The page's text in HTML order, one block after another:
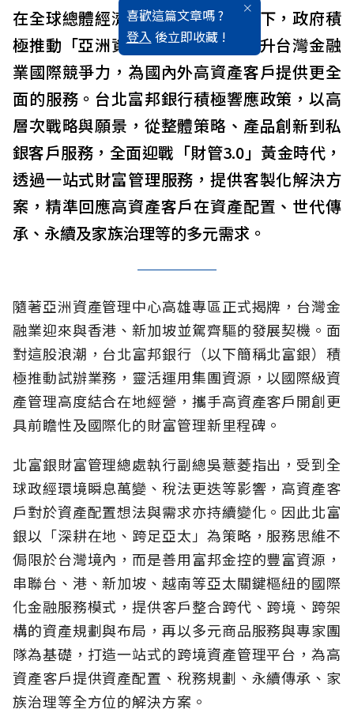
喜歡這篇文章嗎 ?
登入 後立即收藏 !
在全球總體經濟環境日益複雜的當下，政府積
極推動「亞洲資產管理中心」，提升台灣金融
業國際競爭力，為國內外高資產客戶提供更全
面的服務。台北富邦銀行積極響應政策，以高
層次戰略與願景，從整體策略、產品創新到私
銀客戶服務，全面迎戰「財管3.0」黃金時代，
透過一站式財富管理服務，提供客製化解決方
案，精準回應高資產客戶在資產配置、世代傳
承、永續及家族治理等的多元需求。
隨著亞洲資產管理中心高雄專區正式揭牌，台灣金
融業迎來與香港、新加坡並駕齊驅的發展契機。面
對這股浪潮，台北富邦銀行（以下簡稱北富銀）積
極推動試辦業務，靈活運用集團資源，以國際級資
產管理高度結合在地經營，攜手高資產客戶開創更
具前瞻性及國際化的財富管理新里程碑。
北富銀財富管理總處執行副總吳薏菱指出，受到全
球政經環境瞬息萬變、稅法更迭等影響，高資產客
戶對於資產配置想法與需求亦持續變化。因此北富
銀以「深耕在地、跨足亞太」為策略，服務思維不
侷限於台灣境內，而是善用富邦金控的豐富資源，
串聯台、港、新加坡、越南等亞太關鍵樞紐的國際
化金融服務模式，提供客戶整合跨代、跨境、跨架
構的資產規劃與布局，再以多元商品服務與專家團
隊為基礎，打造一站式的跨境資產管理平台，為高
資產客戶提供資產配置、稅務規劃、永續傳承、家
族治理等全方位的解決方案。